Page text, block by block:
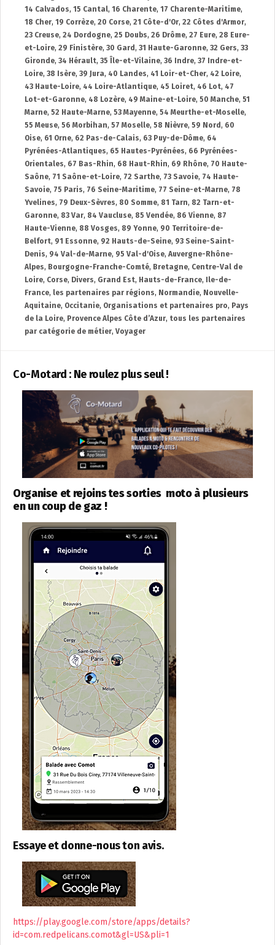
14 Calvados, 15 Cantal, 16 Charente, 17 Charente-Maritime,
18 Cher, 19 Corrèze, 20 Corse, 21 Côte-d'Or, 22 Côtes d'Armor,
23 Creuse, 24 Dordogne, 25 Doubs, 26 Drôme, 27 Eure, 28 Eure-
et-Loire, 29 Finistère, 30 Gard, 31 Haute-Garonne, 32 Gers, 33
Gironde, 34 Hérault, 35 Île-et-Vilaine, 36 Indre, 37 Indre-et-
Loire, 38 Isère, 39 Jura, 40 Landes, 41 Loir-et-Cher, 42 Loire,
43 Haute-Loire, 44 Loire-Atlantique, 45 Loiret, 46 Lot, 47
Lot-et-Garonne, 48 Lozère, 49 Maine-et-Loire, 50 Manche, 51
Marne, 52 Haute-Marne, 53 Mayenne, 54 Meurthe-et-Moselle,
55 Meuse, 56 Morbihan, 57 Moselle, 58 Nièvre, 59 Nord, 60
Oise, 61 Orne, 62 Pas-de-Calais, 63 Puy-de-Dôme, 64
Pyrénées-Atlantiques, 65 Hautes-Pyrénées, 66 Pyrénées-
Orientales, 67 Bas-Rhin, 68 Haut-Rhin, 69 Rhône, 70 Haute-
Saône, 71 Saône-et-Loire, 72 Sarthe, 73 Savoie, 74 Haute-
Savoie, 75 Paris, 76 Seine-Maritime, 77 Seine-et-Marne, 78
Yvelines, 79 Deux-Sèvres, 80 Somme, 81 Tarn, 82 Tarn-et-
Garonne, 83 Var, 84 Vaucluse, 85 Vendée, 86 Vienne, 87
Haute-Vienne, 88 Vosges, 89 Yonne, 90 Territoire-de-
Belfort, 91 Essonne, 92 Hauts-de-Seine, 93 Seine-Saint-
Denis, 94 Val-de-Marne, 95 Val-d'Oise, Auvergne-Rhône-
Alpes, Bourgogne-Franche-Comté, Bretagne, Centre-Val de
Loire, Corse, Divers, Grand Est, Hauts-de-France, Ile-de-
France, les partenaires par régions, Normandie, Nouvelle-
Aquitaine, Occitanie, Organisations et partenaires pro, Pays
de la Loire, Provence Alpes Côte d’Azur, tous les partenaires
par catégorie de métier, Voyager
Co-Motard : Ne roulez plus seul !
Organise et rejoins tes sorties moto à plusieurs
en un coup de gaz !
Essaye et donne-nous ton avis.
https://play.google.com/store/apps/details?
id=com.redpelicans.comot&gl=US&pli=1